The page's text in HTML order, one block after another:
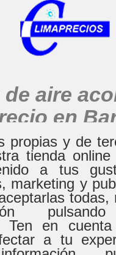
aire
en
propias y de
tienda
a tus
marketing y
todas,
Ten en
a tu